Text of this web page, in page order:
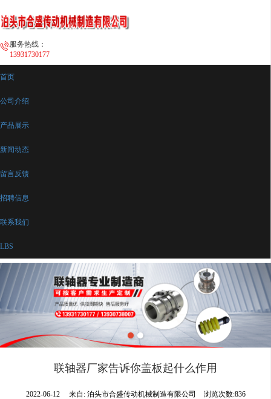
服务热线：
13931730177
首页
公司介绍
产品展示
新闻动态
留言反馈
招聘信息
联系我们
LBS
联轴器厂家告诉你盖板起什么作用
2022-06-12 来自: 泊头市合盛传动机械制造有限公司 浏览次数:836